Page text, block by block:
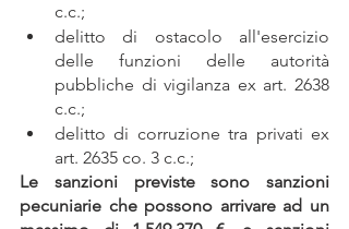
c.c.;
delitto di ostacolo all'esercizio
delle funzioni delle autorità
pubbliche di vigilanza ex art. 2638
c.c.;
delitto di corruzione tra privati ex
art. 2635 co. 3 c.c.;
Le sanzioni previste sono sanzioni
pecuniarie che possono arrivare ad un